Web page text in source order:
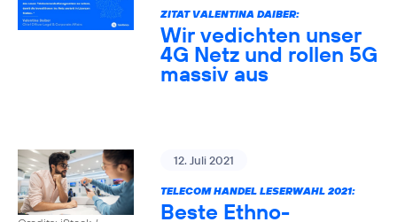
ZITAT VALENTINA DAIBER:
Wir vedichten unser
4G Netz und rollen 5G
massiv aus
12. Juli 2021
TELECOM HANDEL LESERWAHL 2021:
Beste Ethno-